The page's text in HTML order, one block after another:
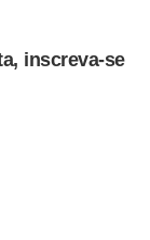
inscreva-se